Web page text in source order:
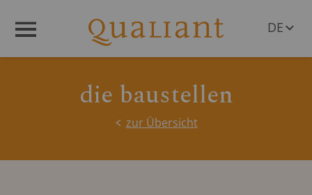
DE
die baustellen
zur Übersicht